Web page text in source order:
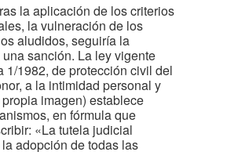
la aplicación de los criterios
la vulneración de los
aludidos, seguiría la
sanción. La ley vigente
1/1982, de protección civil del
a la intimidad personal y
imagen) establece
en fórmula que
«La tutela judicial
adopción de todas las